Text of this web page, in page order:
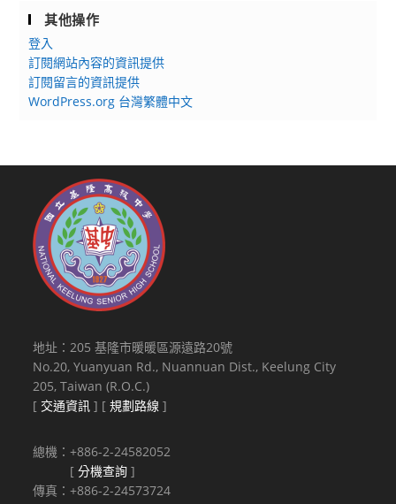
其他操作
登入
訂閱網站內容的資訊提供
訂閱留言的資訊提供
WordPress.org 台灣繁體中文
地址：205 基隆市暖暖區源遠路20號
No.20, Yuanyuan Rd., Nuannuan Dist., Keelung City
205, Taiwan (R.O.C.)
[ 交通資訊 ] [規劃路線 ]
總機：+886-2-24582052
[分機查詢 ]
傳真：+886-2-24573724